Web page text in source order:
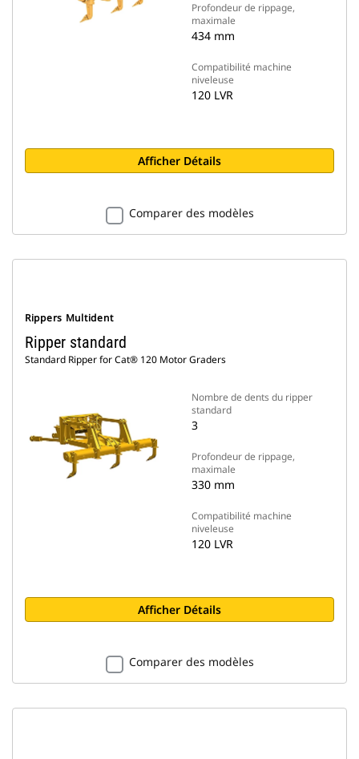
Profondeur de rippage,
maximale
434 mm
Compatibilité machine
niveleuse
120 LVR
Afficher Détails
Comparer des modèles
Rippers Multident
Ripper standard
Standard Ripper for Cat® 120 Motor Graders
Nombre de dents du ripper
standard
3
Profondeur de rippage,
maximale
330 mm
Compatibilité machine
niveleuse
120 LVR
Afficher Détails
Comparer des modèles